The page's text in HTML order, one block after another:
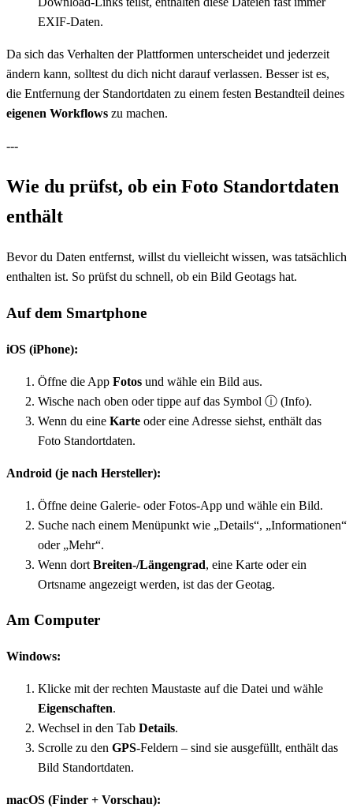
EXIF-Daten.
Da sich das Verhalten der Plattformen unterscheidet und jederzeit
ändern kann, solltest du dich nicht darauf verlassen. Besser ist es,
die Entfernung der Standortdaten zu einem festen Bestandteil deines
eigenen Workflows zu machen.
---
Wie du prüfst, ob ein Foto Standortdaten
enthält
Bevor du Daten entfernst, willst du vielleicht wissen, was tatsächlich
enthalten ist. So prüfst du schnell, ob ein Bild Geotags hat.
Auf dem Smartphone
iOS (iPhone):
Öffne die App Fotos und wähle ein Bild aus.
Wische nach oben oder tippe auf das Symbol ⓘ (Info).
Wenn du eine Karte oder eine Adresse siehst, enthält das
Foto Standortdaten.
Android (je nach Hersteller):
Öffne deine Galerie- oder Fotos-App und wähle ein Bild.
Suche nach einem Menüpunkt wie „Details“, „Informationen“
oder „Mehr“.
Wenn dort Breiten-/Längengrad, eine Karte oder ein
Ortsname angezeigt werden, ist das der Geotag.
Am Computer
Windows:
Klicke mit der rechten Maustaste auf die Datei und wähle
Eigenschaften.
Wechsel in den Tab Details.
Scrolle zu den GPS-Feldern – sind sie ausgefüllt, enthält das
Bild Standortdaten.
macOS (Finder + Vorschau):